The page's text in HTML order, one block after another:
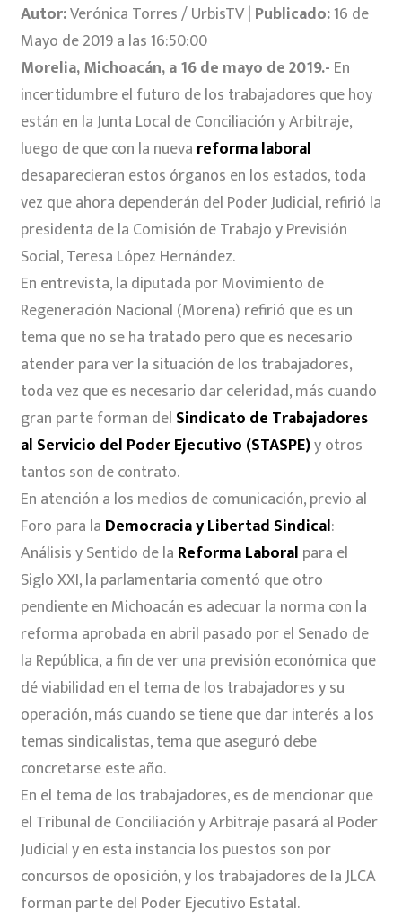
Autor:Verónica Torres / UrbisTV | Publicado:16 de
Mayo de 2019 a las 16:50:00
Morelia, Michoacán, a 16 de mayo de 2019.- En
incertidumbre el futuro de los trabajadores que hoy
están en la Junta Local de Conciliación y Arbitraje,
luego de que con la nueva reforma laboral
desaparecieran estos órganos en los estados, toda
vez que ahora dependerán del Poder Judicial, refirió la
presidenta de la Comisión de Trabajo y Previsión
Social, Teresa López Hernández.
En entrevista, la diputada por Movimiento de
Regeneración Nacional (Morena) refirió que es un
tema que no se ha tratado pero que es necesario
atender para ver la situación de los trabajadores,
toda vez que es necesario dar celeridad, más cuando
gran parte forman del Sindicato de Trabajadores
al Servicio del Poder Ejecutivo (STASPE)y otros
tantos son de contrato.
En atención a los medios de comunicación, previo al
Foro para la Democracia y Libertad Sindical:
Análisis y Sentido de la Reforma Laboral para el
Siglo XXI, la parlamentaria comentó que otro
pendiente en Michoacán es adecuar la norma con la
reforma aprobada en abril pasado por el Senado de
la República, a fin de ver una previsión económica que
dé viabilidad en el tema de los trabajadores y su
operación, más cuando se tiene que dar interés a los
temas sindicalistas, tema que aseguró debe
concretarse este año.
En el tema de los trabajadores, es de mencionar que
el Tribunal de Conciliación y Arbitraje pasará al Poder
Judicial y en esta instancia los puestos son por
concursos de oposición, y los trabajadores de la JLCA
forman parte del Poder Ejecutivo Estatal.